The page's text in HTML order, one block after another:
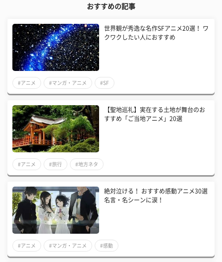
おすすめの記事
世界観が秀逸な名作SFアニメ20選！ ワ
クワクしたい人におすすめ
#アニメ #マンガ・アニメ #SF
【聖地巡礼】実在する土地が舞台のお
すすめ「ご当地アニメ」20選
#アニメ #旅行 #地方ネタ
絶対泣ける！ おすすめ感動アニメ30選
名言・名シーンに涙！
#アニメ #マンガ・アニメ #感動